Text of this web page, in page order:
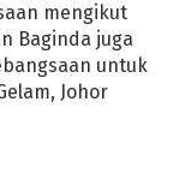
mengikut
Baginda juga
untuk
Johor